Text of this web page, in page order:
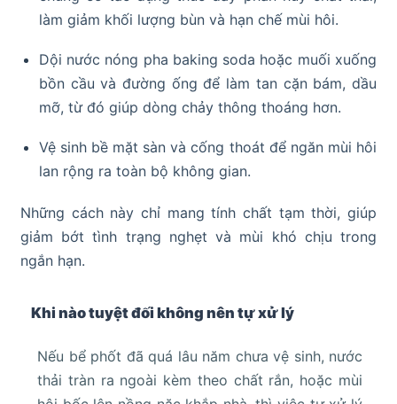
làm giảm khối lượng bùn và hạn chế mùi hôi.
Dội nước nóng pha baking soda hoặc muối xuống
bồn cầu và đường ống để làm tan cặn bám, dầu
mỡ, từ đó giúp dòng chảy thông thoáng hơn.
Vệ sinh bề mặt sàn và cống thoát để ngăn mùi hôi
lan rộng ra toàn bộ không gian.
Những cách này chỉ mang tính chất tạm thời, giúp
giảm bớt tình trạng nghẹt và mùi khó chịu trong
ngắn hạn.
Khi nào tuyệt đối không nên tự xử lý
Nếu bể phốt đã quá lâu năm chưa vệ sinh, nước
thải tràn ra ngoài kèm theo chất rắn, hoặc mùi